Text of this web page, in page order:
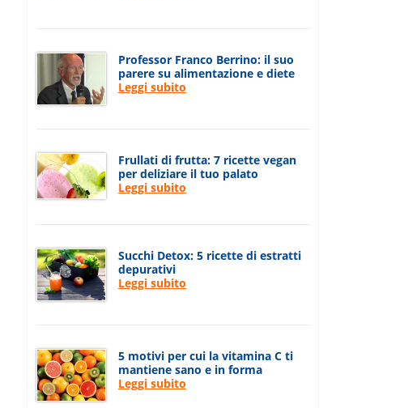
Professor Franco Berrino: il suo
parere su alimentazione e diete
Leggi subito
Frullati di frutta: 7 ricette vegan
per deliziare il tuo palato
Leggi subito
Succhi Detox: 5 ricette di estratti
depurativi
Leggi subito
5 motivi per cui la vitamina C ti
mantiene sano e in forma
Leggi subito